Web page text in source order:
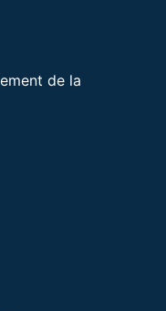
de la